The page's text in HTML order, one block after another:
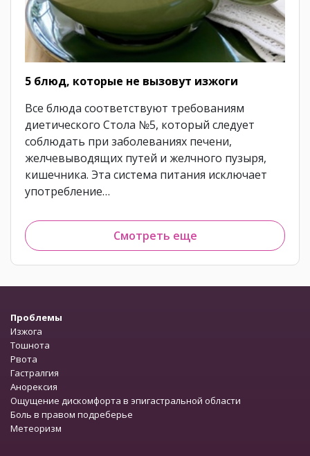
5 блюд, которые не вызовут изжоги
Все блюда соответствуют требованиям
диетического Стола №5, который следует
соблюдать при заболеваниях печени,
желчевыводящих путей и желчного пузыря,
кишечника. Эта система питания исключает
употребление…
Смотреть еще
Проблемы
Изжога
Тошнота
Рвота
Гастралгия
Анорексия
Ощущение дискомфорта в эпигастральной области
Боль в правом подреберье
Метеоризм